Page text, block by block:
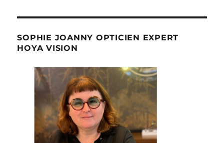
SOPHIE JOANNY OPTICIEN EXPERT
HOYA VISION